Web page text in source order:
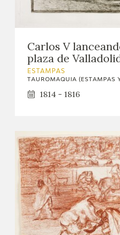
Carlos V
plaza de
ESTAMPAS
TAUROMAQUIA (ESTAMPAS
1814 - 1816